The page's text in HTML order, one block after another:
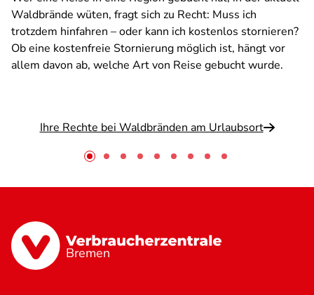
Waldbrände wüten, fragt sich zu Recht: Muss ich
trotzdem hinfahren – oder kann ich kostenlos stornieren?
Ob eine kostenfreie Stornierung möglich ist, hängt vor
allem davon ab, welche Art von Reise gebucht wurde.
Ihre Rechte bei Waldbränden am Urlaubsort
Bremen